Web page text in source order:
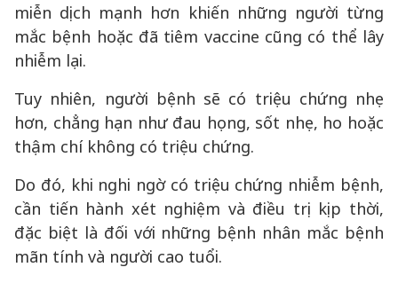
miễn dịch mạnh hơn khiến những người từng
mắc bệnh hoặc đã tiêm vaccine cũng có thể lây
nhiễm lại.
Tuy nhiên, người bệnh sẽ có triệu chứng nhẹ
hơn, chẳng hạn như đau họng, sốt nhẹ, ho hoặc
thậm chí không có triệu chứng.
Do đó, khi nghi ngờ có triệu chứng nhiễm bệnh,
cần tiến hành xét nghiệm và điều trị kịp thời,
đặc biệt là đối với những bệnh nhân mắc bệnh
mãn tính và người cao tuổi.